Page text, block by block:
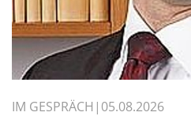
IM GESPRÄCH 05.08.2026